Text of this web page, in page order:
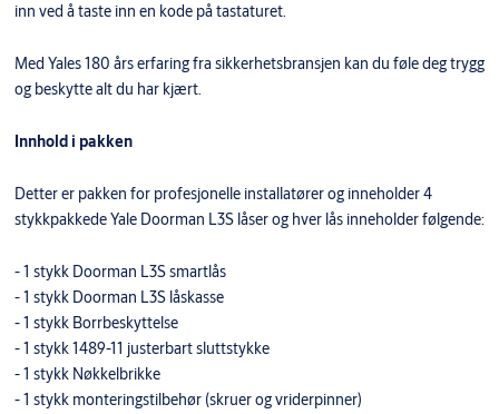
inn ved å taste inn en kode på tastaturet.
Med Yales 180 års erfaring fra sikkerhetsbransjen kan du føle deg trygg
og beskytte alt du har kjært.
Innhold i pakken
Detter er pakken for profesjonelle installatører og inneholder 4
stykkpakkede Yale Doorman L3S låser og hver lås inneholder følgende:
- 1 stykk Doorman L3S smartlås
- 1 stykk Doorman L3S låskasse
- 1 stykk Borrbeskyttelse
- 1 stykk 1489-11 justerbart sluttstykke
- 1 stykk Nøkkelbrikke
- 1 stykk monteringstilbehør (skruer og vriderpinner)